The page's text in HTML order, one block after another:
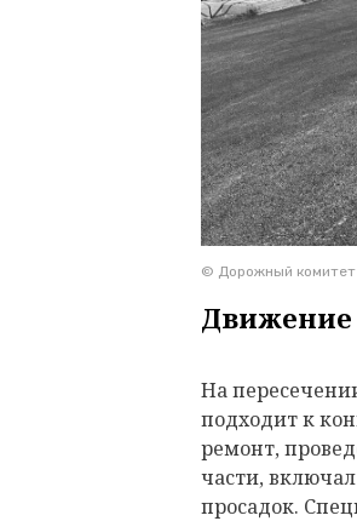
© Дорожный комитет
Движение
На
подходит к
ремонт,
части,
просадок.